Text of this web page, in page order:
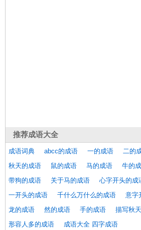
推荐成语大全
成语词典 abcc的成语 一的成语 二的
秋天的成语
鼠的成语 马的成语 牛的
带狗的成语
关于马的成语 心字开头的成
一开头的成语
千什么万什么的成语 意字
龙的成语
然的成语 手的成语 描写秋
形容人多的成语
成语大全 四字成语